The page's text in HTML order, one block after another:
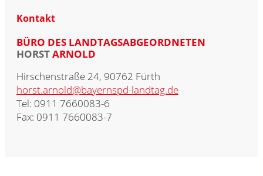
Kontakt
BÜRO DES LANDTAGSABGEORDNETEN
HORSTARNOLD
Hirschenstraße 24, 90762 Fürth
horst.arnold@bayernspd-landtag.de
Tel: 0911 7660083-6
Fax: 0911 7660083-7